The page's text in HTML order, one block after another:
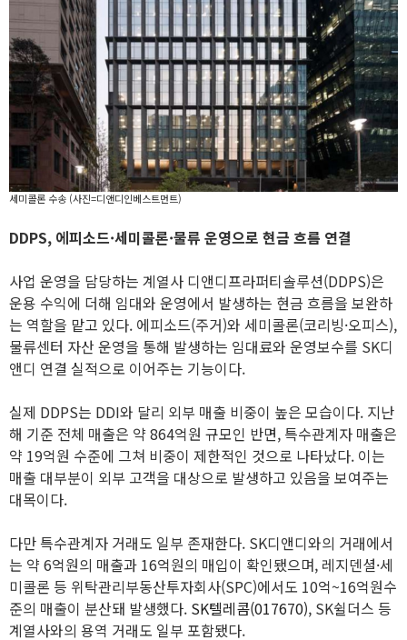
세미콜론 수송 (사진=디앤디인베스트먼트)
DDPS, 에피소드·세미콜론·물류 운영으로 현금 흐름 연결
사업 운영을 담당하는 계열사 디앤디프라퍼티솔루션(DDPS)은
운용 수익에 더해 임대와 운영에서 발생하는 현금 흐름을 보완하
는 역할을 맡고 있다. 에피소드(주거)와 세미콜론(코리빙·오피스),
물류센터 자산 운영을 통해 발생하는 임대료와 운영보수를 SK디
앤디 연결 실적으로 이어주는 기능이다.
실제 DDPS는 DDI와 달리 외부 매출 비중이 높은 모습이다. 지난
해 기준 전체 매출은 약 864억원 규모인 반면, 특수관계자 매출은
약 19억원 수준에 그쳐 비중이 제한적인 것으로 나타났다. 이는
매출 대부분이 외부 고객을 대상으로 발생하고 있음을 보여주는
대목이다.
다만 특수관계자 거래도 일부 존재한다. SK디앤디와의 거래에서
는 약 6억원의 매출과 16억원의 매입이 확인됐으며, 레지덴셜·세
미콜론 등 위탁관리부동산투자회사(SPC)에서도 10억~16억원수
준의 매출이 분산돼 발생했다. SK텔레콤(017670), SK쉴더스 등
계열사와의 용역 거래도 일부 포함됐다.